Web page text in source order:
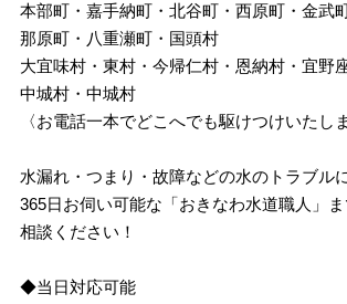
本部町・嘉手納町・北谷町・西原町・金武
那原町・八重瀬町・国頭村
大宜味村・東村・今帰仁村・恩納村・宜野
中城村・中城村
〈お電話一本でどこへでも駆けつけいたし
水漏れ・つまり・故障などの水のトラブル
365日お伺い可能な「おきなわ水道職人」
相談ください！
◆当日対応可能